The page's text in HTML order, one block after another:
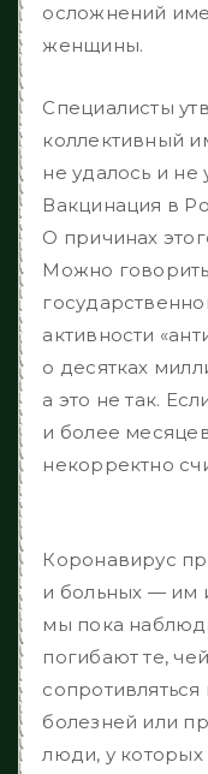
осложнений
женщины.
Специалисты
коллективный
не удалось и не
Вакцинация в
О причинах
Можно
активности
о десятках
а это не так.
и более
некорректно
Коронавирус
и больных — им
мы пока
погибают те,
болезней или
люди, у